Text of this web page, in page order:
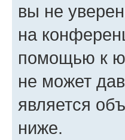
вы не
на
помощью к
не может
является
ниже.